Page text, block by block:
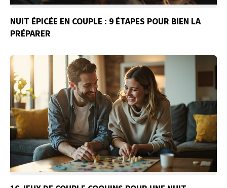
NUIT ÉPICÉE EN COUPLE : 9 ÉTAPES POUR BIEN LA
PRÉPARER